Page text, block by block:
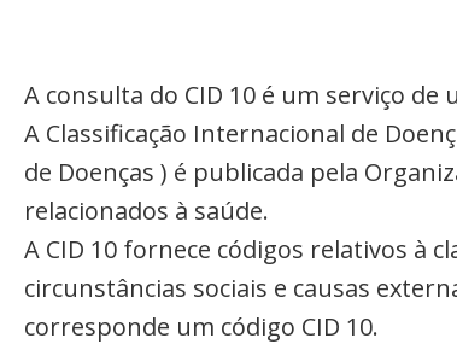
A consulta do CID 10 é um serviço
A Classificação Internacional de
de Doenças ) é publicada pela
relacionados à saúde.
A CID 10 fornece códigos relativos à
circunstâncias sociais e causas
corresponde um código CID 10.